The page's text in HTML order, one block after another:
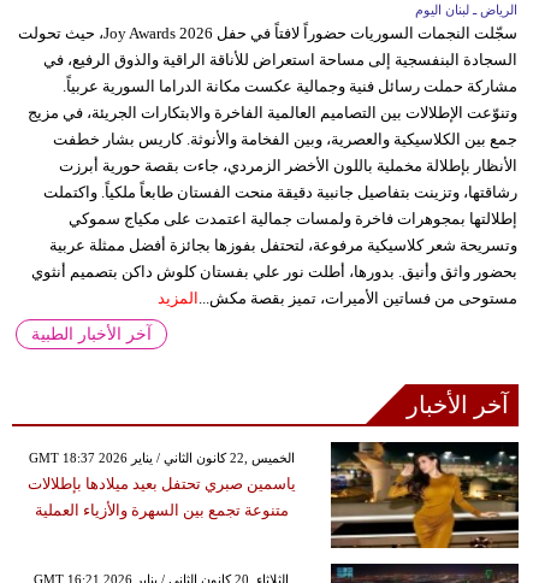
الرياض ـ لبنان اليوم
سجّلت النجمات السوريات حضوراً لافتاً في حفل Joy Awards 2026، حيث تحولت
السجادة البنفسجية إلى مساحة استعراض للأناقة الراقية والذوق الرفيع، في
مشاركة حملت رسائل فنية وجمالية عكست مكانة الدراما السورية عربياً.
وتنوّعت الإطلالات بين التصاميم العالمية الفاخرة والابتكارات الجريئة، في مزيج
جمع بين الكلاسيكية والعصرية، وبين الفخامة والأنوثة. كاريس بشار خطفت
الأنظار بإطلالة مخملية باللون الأخضر الزمردي، جاءت بقصة حورية أبرزت
رشاقتها، وتزينت بتفاصيل جانبية دقيقة منحت الفستان طابعاً ملكياً. واكتملت
إطلالتها بمجوهرات فاخرة ولمسات جمالية اعتمدت على مكياج سموكي
وتسريحة شعر كلاسيكية مرفوعة، لتحتفل بفوزها بجائزة أفضل ممثلة عربية
بحضور واثق وأنيق. بدورها، أطلت نور علي بفستان كلوش داكن بتصميم أنثوي
مستوحى من فساتين الأميرات، تميز بقصة مكش... المزيد
آخر الأخبار الطبية
آخر الأخبار
GMT 18:37 2026 الخميس ,22 كانون الثاني / يناير
ياسمين صبري تحتفل بعيد ميلادها بإطلالات
متنوعة تجمع بين السهرة والأزياء العملية
GMT 16:21 2026 الثلاثاء ,20 كانون الثاني / يناير